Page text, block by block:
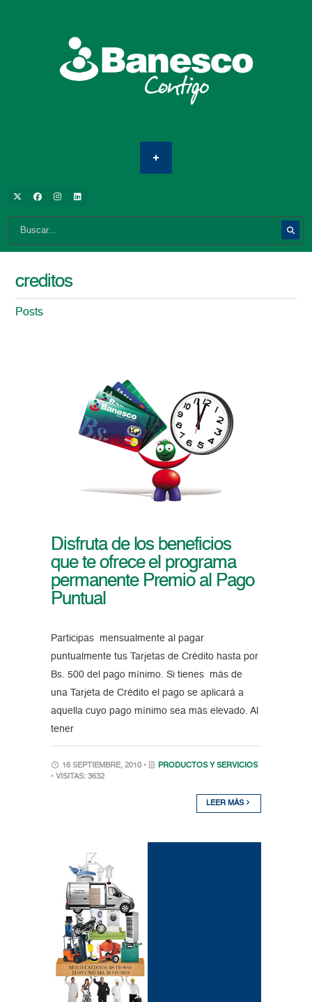
creditos
Posts
Disfruta de los beneficios
que te ofrece el programa
permanente Premio al Pago
Puntual
Participas mensualmente al pagar
puntualmente tus Tarjetas de Crédito hasta por
Bs. 500 del pago mínimo. Si tienes más de
una Tarjeta de Crédito el pago se aplicará a
aquella cuyo pago mínimo sea más elevado. Al
tener
16 SEPTIEMBRE, 2010 •
PRODUCTOS Y SERVICIOS
• VISITAS: 3632
LEER MÁS